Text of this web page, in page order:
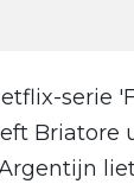
serie
Briatore